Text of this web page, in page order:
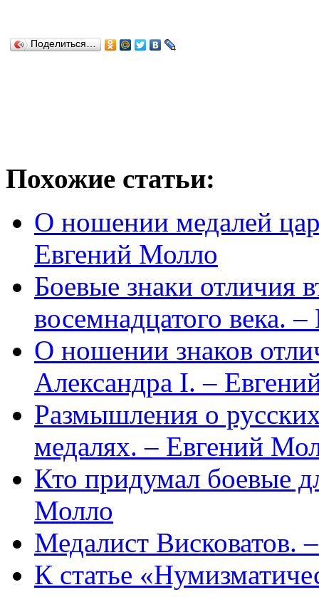
Поделиться…
Похожие статьи:
О ношении медалей
Евгений Молло
Боевые знаки отличия
восемнадцатого века.
О ношении знаков
Александра I. –
Размышления о
медалях. – Евгений
Кто придумал боевые
Молло
Медалист Висковатов.
К статье